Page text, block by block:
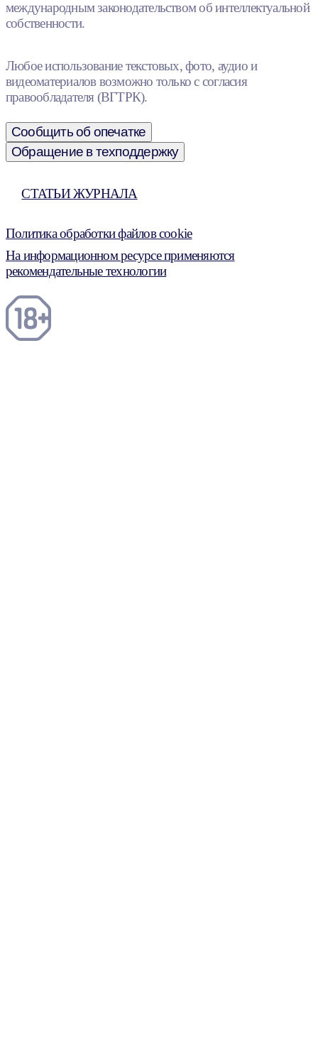
международным законодательством об интеллектуальной
собственности.
Любое использование текстовых, фото, аудио и
видеоматериалов возможно только с согласия
правообладателя (ВГТРК).
Сообщить об опечатке
Обращение в техподдержку
СТАТЬИ ЖУРНАЛА
Политика обработки файлов cookie
На информационном ресурсе применяются
рекомендательные технологии